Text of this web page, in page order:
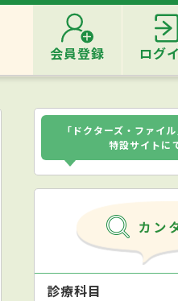
会員登録 ログ
「ドクターズ・ファイ
特設サイトに
診療科目